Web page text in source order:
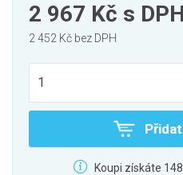
2 967 Kč s DPH
2 452 Kč bez DPH
Koupi získáte